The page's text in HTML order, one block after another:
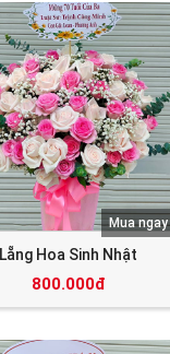
Lẵng Hoa Sinh Nhật
800.000đ
Mua ngay